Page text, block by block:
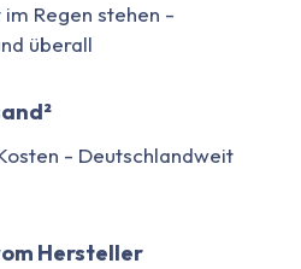
Regen stehen -
überall
- Deutschlandweit
Hersteller